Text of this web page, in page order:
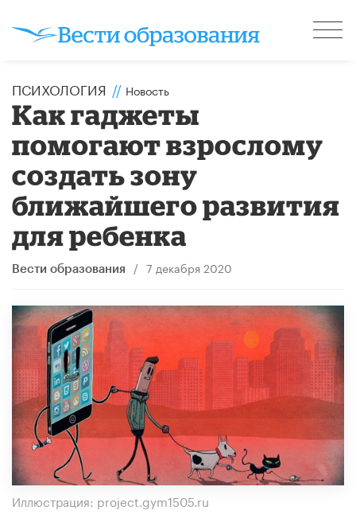
ПСИХОЛОГИЯ // Новость
Как гаджеты
помогают взрослому
создать зону
ближайшего развития
для ребенка
Вести образования / 7 декабря 2020
Иллюстрация: project.gym1505.ru